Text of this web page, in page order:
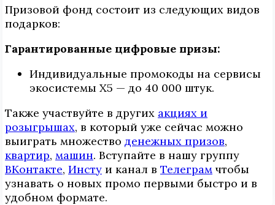
Призовой фонд состоит из следующих видов
подарков:
Гарантированные цифровые призы:
Индивидуальные промокоды на сервисы
экосистемы X5 — до 40 000 штук.
Также участвуйте в других акциях и
розыгрышах, в который уже сейчас можно
выиграть множество денежных призов,
квартир, машин. Вступайте в нашу группу
ВКонтакте, Инcтy и канал в Телеграм чтобы
узнавать о новых промо первыми быстро и в
удобном формате.